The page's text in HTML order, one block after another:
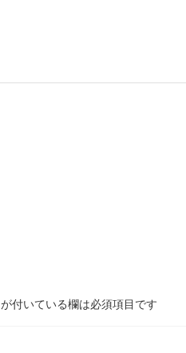
が付いている欄は必須項目です